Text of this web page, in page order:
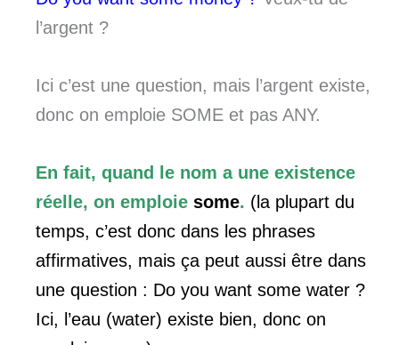
l’argent ?
Ici c’est une question, mais l’argent existe,
donc on emploie SOME et pas ANY.
En fait, quand le nom a une existence
réelle, on emploie some. (la plupart du
temps, c’est donc dans les phrases
affirmatives, mais ça peut aussi être dans
une question : Do you want some water ?
Ici, l’eau (water) existe bien, donc on